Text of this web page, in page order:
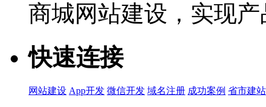
商城网站建设，实现
快速连接
网站建设 App开发 微信开发 域名注册 成功案例 省市建站